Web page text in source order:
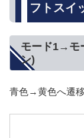
フトスイ
モード1→モ
ン)
青色→黄色へ遷移